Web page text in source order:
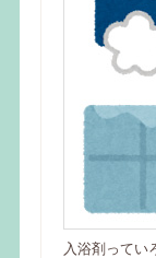
入浴剤ってい